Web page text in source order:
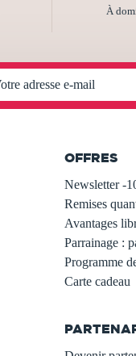
À
OFFRES
Newsletter -
Remises
Avantages
Parrainage :
Programme
Carte cadeau